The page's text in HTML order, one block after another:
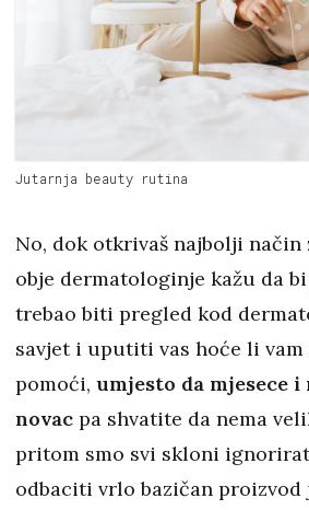
Jutarnja beauty rutina
No, dok otkrivaš najbolji način
obje dermatologinje kažu da
trebao biti pregled kod
savjet i uputiti vas hoće li
pomoći, umjesto da mjesece
novac pa shvatite da nema
pritom smo svi skloni
odbaciti vrlo bazičan